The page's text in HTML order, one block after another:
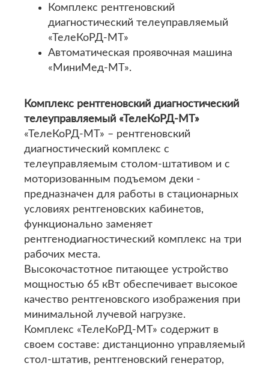
Комплекс рентгеновский
диагностический телеуправляемый
«ТелеКоРД-МТ»
Автоматическая проявочная машина
«МиниМед-МТ».
Комплекс рентгеновский диагностический
телеуправляемый «ТелеКоРД-МТ»
«ТелеКоРД-МТ» – рентгеновский
диагностический комплекс с
телеуправляемым столом-штативом и с
моторизованным подъемом деки -
предназначен для работы в стационарных
условиях рентгеновских кабинетов,
функционально заменяет
рентгенодиагностический комплекс на три
рабочих места.
Высокочастотное питающее устройство
мощностью 65 кВт обеспечивает высокое
качество рентгеновского изображения при
минимальной лучевой нагрузке.
Комплекс «ТелеКоРД-МТ» содержит в
своем составе: дистанционно управляемый
стол-штатив, рентгеновский генератор,